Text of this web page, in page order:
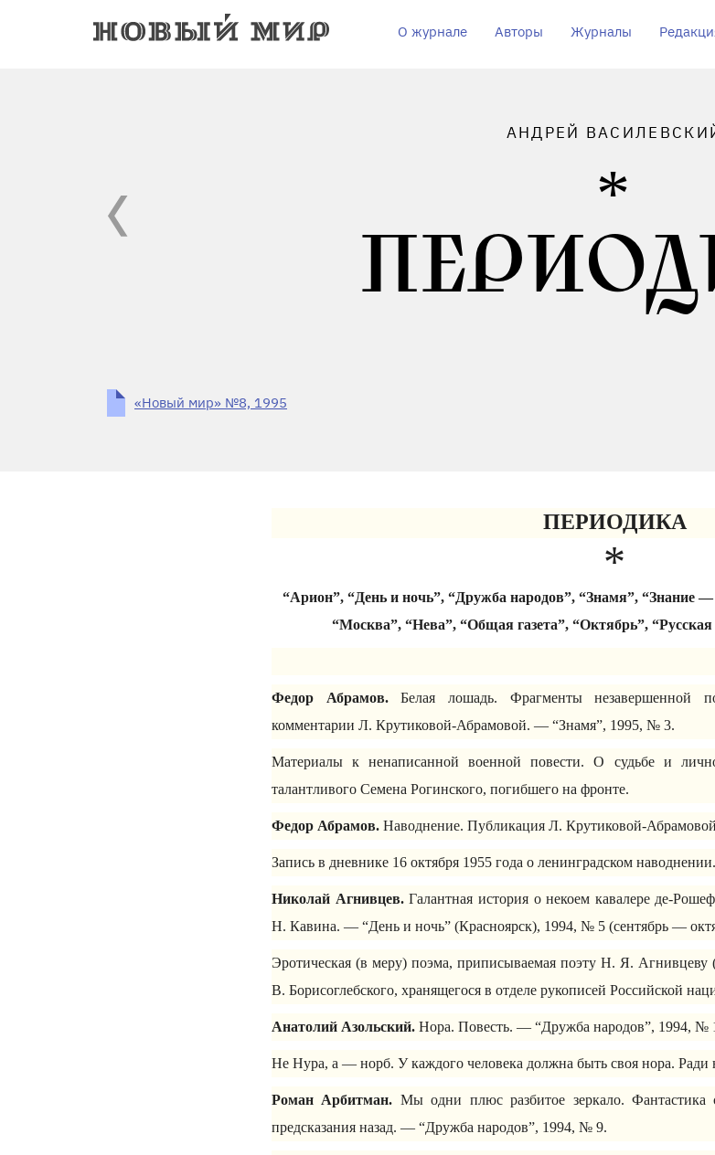
О журнале Авторы Журналы
АНДРЕЙ
«Новый мир» №8, 1995
ПЕРИОДИКА
*
“Арион”, “День и ночь”, “Дружба народов”, “Знамя”, “Знание
“Москва”, “Нева”, “Общая газета”, “Октябрь”,
Федор Абрамов.Белая лошадь. Фрагменты незавершенной
комментарии Л. Крутиковой-Абрамовой. — “Знамя”, 1995, № 3.
Материалы к ненаписанной военной повести. О судьбе и
талантливого Семена Рогинского, погибшего на фронте.
Федор Абрамов. Наводнение. Публикация Л. Крутиковой-
Запись в дневнике 16 октября 1955 года о ленинградском наводнении.
Николай Агнивцев.Галантная история о некоем кавалере де-
Н. Кавина. — “День и ночь” (Красноярск), 1994, № 5 (сентябрь —
Эротическая (в меру) поэма, приписываемая поэту Н. Я.
В. Борисоглебского, хранящегося в отделе рукописей Российской
Анатолий Азольский. Нора. Повесть. — “Дружба народов”, 1994, №
Не Нура, а — норб. У каждого человека должна быть своя нора. Ради
Роман Арбитман. Мы одни плюс разбитое зеркало.
предсказания назад. — “Дружба народов”, 1994, № 9.